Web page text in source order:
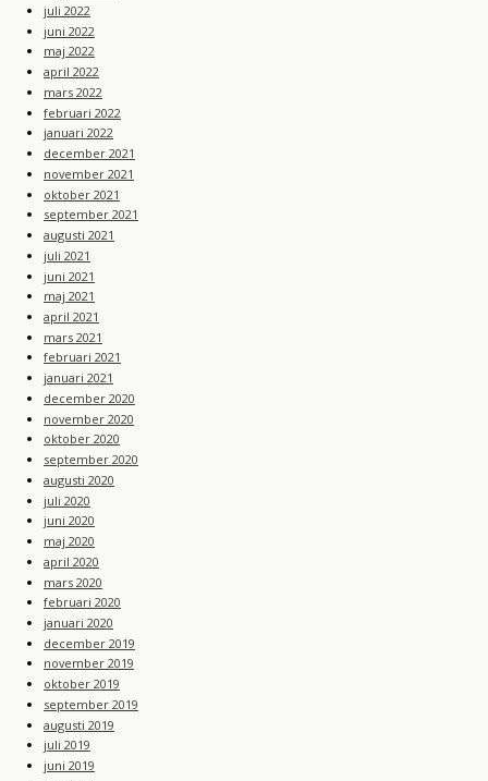
juli 2022
juni 2022
maj 2022
april 2022
mars 2022
februari 2022
januari 2022
december 2021
november 2021
oktober 2021
september 2021
augusti 2021
juli 2021
juni 2021
maj 2021
april 2021
mars 2021
februari 2021
januari 2021
december 2020
november 2020
oktober 2020
september 2020
augusti 2020
juli 2020
juni 2020
maj 2020
april 2020
mars 2020
februari 2020
januari 2020
december 2019
november 2019
oktober 2019
september 2019
augusti 2019
juli 2019
juni 2019